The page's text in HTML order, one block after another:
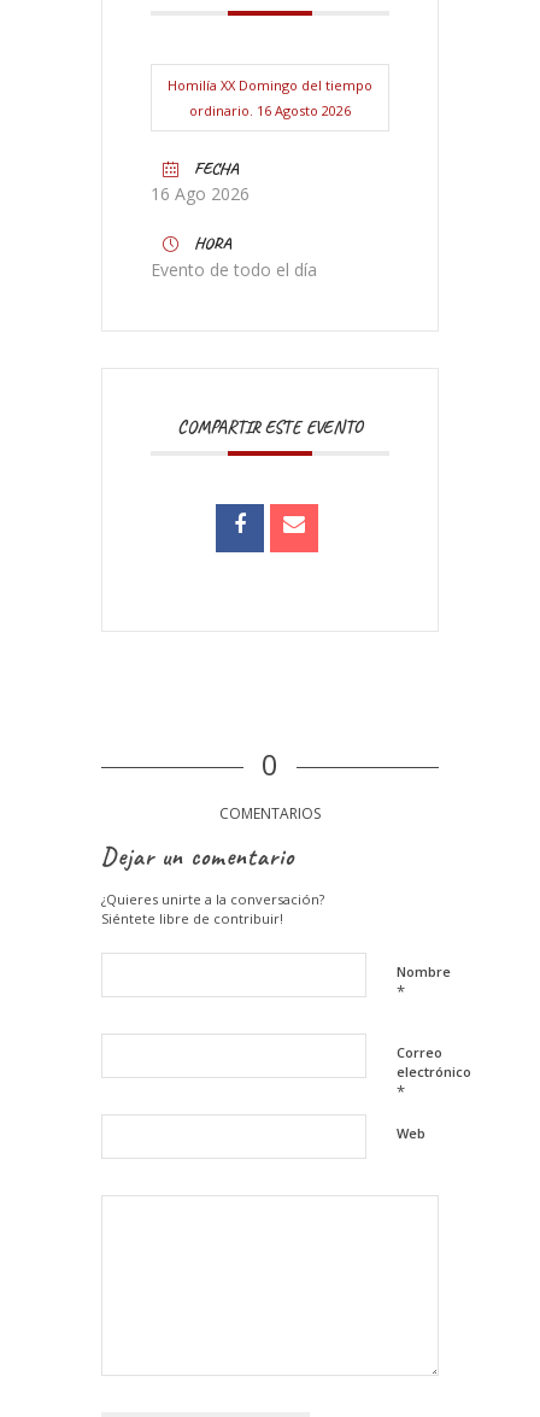
Homilía XX Domingo del tiempo
ordinario. 16 Agosto 2026
FECHA
16 Ago 2026
HORA
Evento de todo el día
COMPARTIR ESTE EVENTO
0
COMENTARIOS
Dejar un comentario
¿Quieres unirte a la conversación?
Siéntete libre de contribuir!
Nombre
*
Correo
electrónico
*
Web